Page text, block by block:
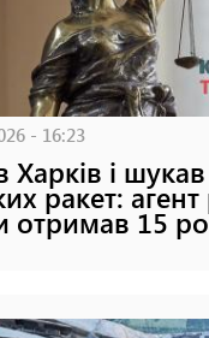
- 16:23
і шукав
ракет: агент
отримав 15